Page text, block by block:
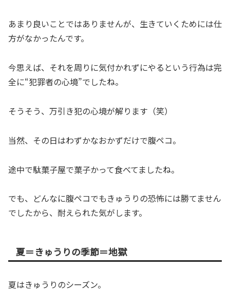
あまり良いことではありませんが、生きていくためには仕
方がなかったんです。
今思えば、それを周りに気付かれずにやるという行為は完
全に“犯罪者の心境”でしたね。
そうそう、万引き犯の心境が解ります（笑）
当然、その日はわずかなおかずだけで腹ペコ。
途中で駄菓子屋で菓子かって食べてましたね。
でも、どんなに腹ペコでもきゅうりの恐怖には勝てません
でしたから、耐えられた気がします。
夏＝きゅうりの季節＝地獄
夏はきゅうりのシーズン。